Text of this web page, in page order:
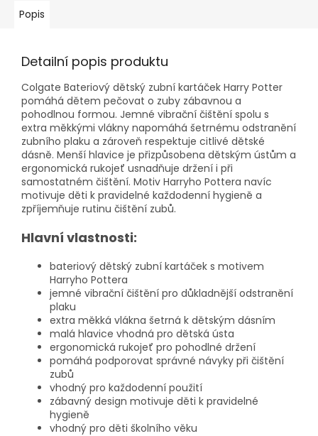
Popis
Detailní popis produktu
Colgate Bateriový dětský zubní kartáček Harry Potter
pomáhá dětem pečovat o zuby zábavnou a
pohodlnou formou. Jemné vibrační čištění spolu s
extra měkkými vlákny napomáhá šetrnému odstranění
zubního plaku a zároveň respektuje citlivé dětské
dásně. Menší hlavice je přizpůsobena dětským ústům a
ergonomická rukojeť usnadňuje držení i při
samostatném čištění. Motiv Harryho Pottera navíc
motivuje děti k pravidelné každodenní hygieně a
zpříjemňuje rutinu čištění zubů.
Hlavní vlastnosti:
bateriový dětský zubní kartáček s motivem
Harryho Pottera
jemné vibrační čištění pro důkladnější odstranění
plaku
extra měkká vlákna šetrná k dětským dásním
malá hlavice vhodná pro dětská ústa
ergonomická rukojeť pro pohodlné držení
pomáhá podporovat správné návyky při čištění
zubů
vhodný pro každodenní použití
zábavný design motivuje děti k pravidelné
hygieně
vhodný pro děti školního věku